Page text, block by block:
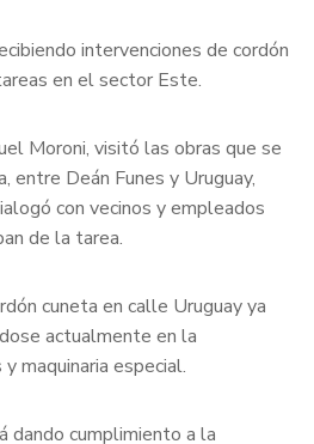
intervenciones de cordón
en el sector Este.
Moroni, visitó las obras que se
entre Deán Funes y Uruguay,
con vecinos y empleados
de la tarea.
cuneta en calle Uruguay ya
actualmente en la
maquinaria especial.
dando cumplimiento a la